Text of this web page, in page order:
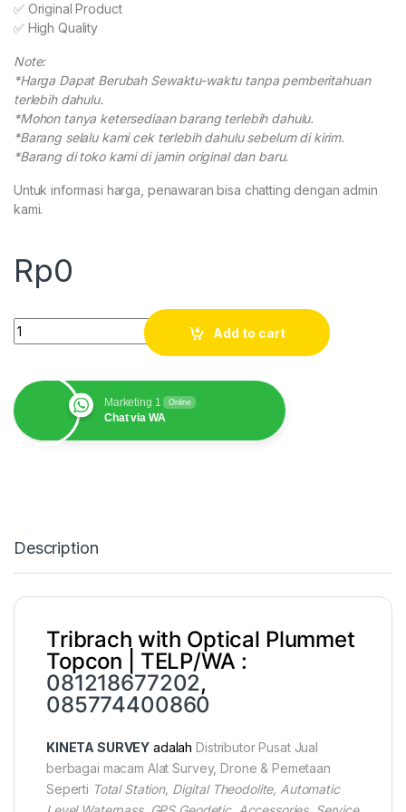
✅ Original Product
✅ High Quality
Note:
*Harga Dapat Berubah Sewaktu-waktu tanpa pemberitahuan
terlebih dahulu.
*Mohon tanya ketersediaan barang terlebih dahulu.
*Barang selalu kami cek terlebih dahulu sebelum di kirim.
*Barang di toko kami di jamin original dan baru.
Untuk informasi harga, penawaran bisa chatting dengan admin
kami.
Rp0
Tribrach with Optical Plummet Topcon quantity
Add to cart
Marketing 1 Online
Chat via WA
Description
Tribrach with Optical Plummet
Topcon | TELP/WA :
081218677202,
085774400860
KINETA SURVEY adalahDistributor Pusat Jual
berbagai macam Alat Survey, Drone & Pemetaan
Seperti Total Station, Digital Theodolite, Automatic